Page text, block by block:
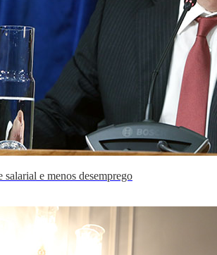
salarial e menos desemprego